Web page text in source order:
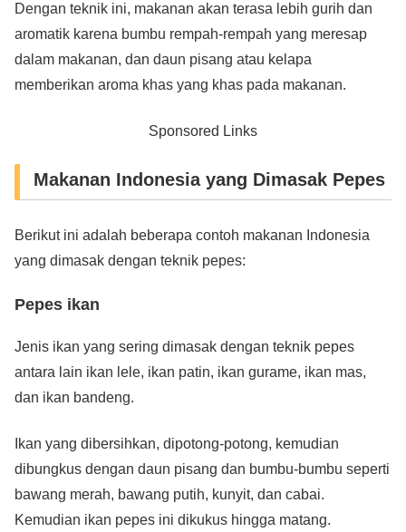
Dengan teknik ini, makanan akan terasa lebih gurih dan
aromatik karena bumbu rempah-rempah yang meresap
dalam makanan, dan daun pisang atau kelapa
memberikan aroma khas yang khas pada makanan.
Sponsored Links
Makanan Indonesia yang Dimasak Pepes
Berikut ini adalah beberapa contoh makanan Indonesia
yang dimasak dengan teknik pepes:
Pepes ikan
Jenis ikan yang sering dimasak dengan teknik pepes
antara lain ikan lele, ikan patin, ikan gurame, ikan mas,
dan ikan bandeng.
Ikan yang dibersihkan, dipotong-potong, kemudian
dibungkus dengan daun pisang dan bumbu-bumbu seperti
bawang merah, bawang putih, kunyit, dan cabai.
Kemudian ikan pepes ini dikukus hingga matang.